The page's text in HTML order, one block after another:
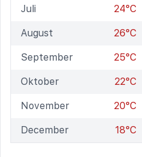
Juli 24°C
August 26°C
September 25°C
Oktober 22°C
November 20°C
December 18°C